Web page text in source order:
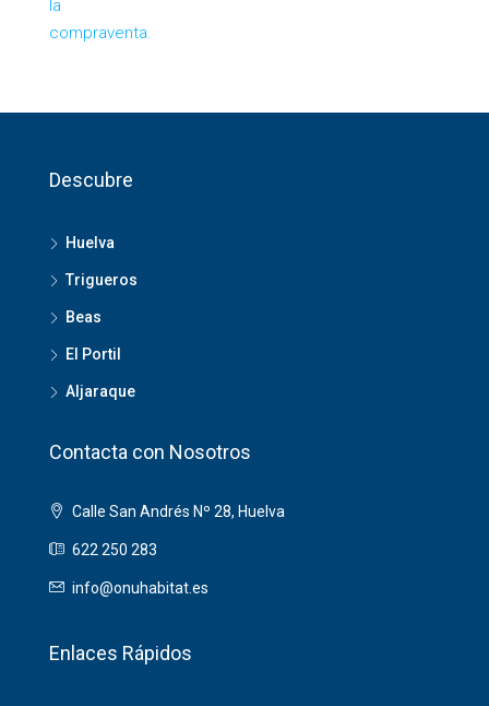
Descubre
Huelva
Trigueros
Beas
El Portil
Aljaraque
Contacta con Nosotros
Calle San Andrés Nº 28, Huelva
622 250 283
info@onuhabitat.es
Enlaces Rápidos